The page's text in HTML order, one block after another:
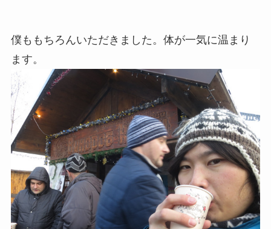
僕ももちろんいただきました。体が一気に温まり
ます。